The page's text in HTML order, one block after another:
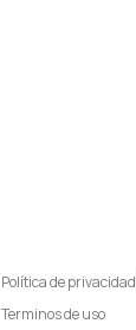
Política de privacidad
Terminos de uso